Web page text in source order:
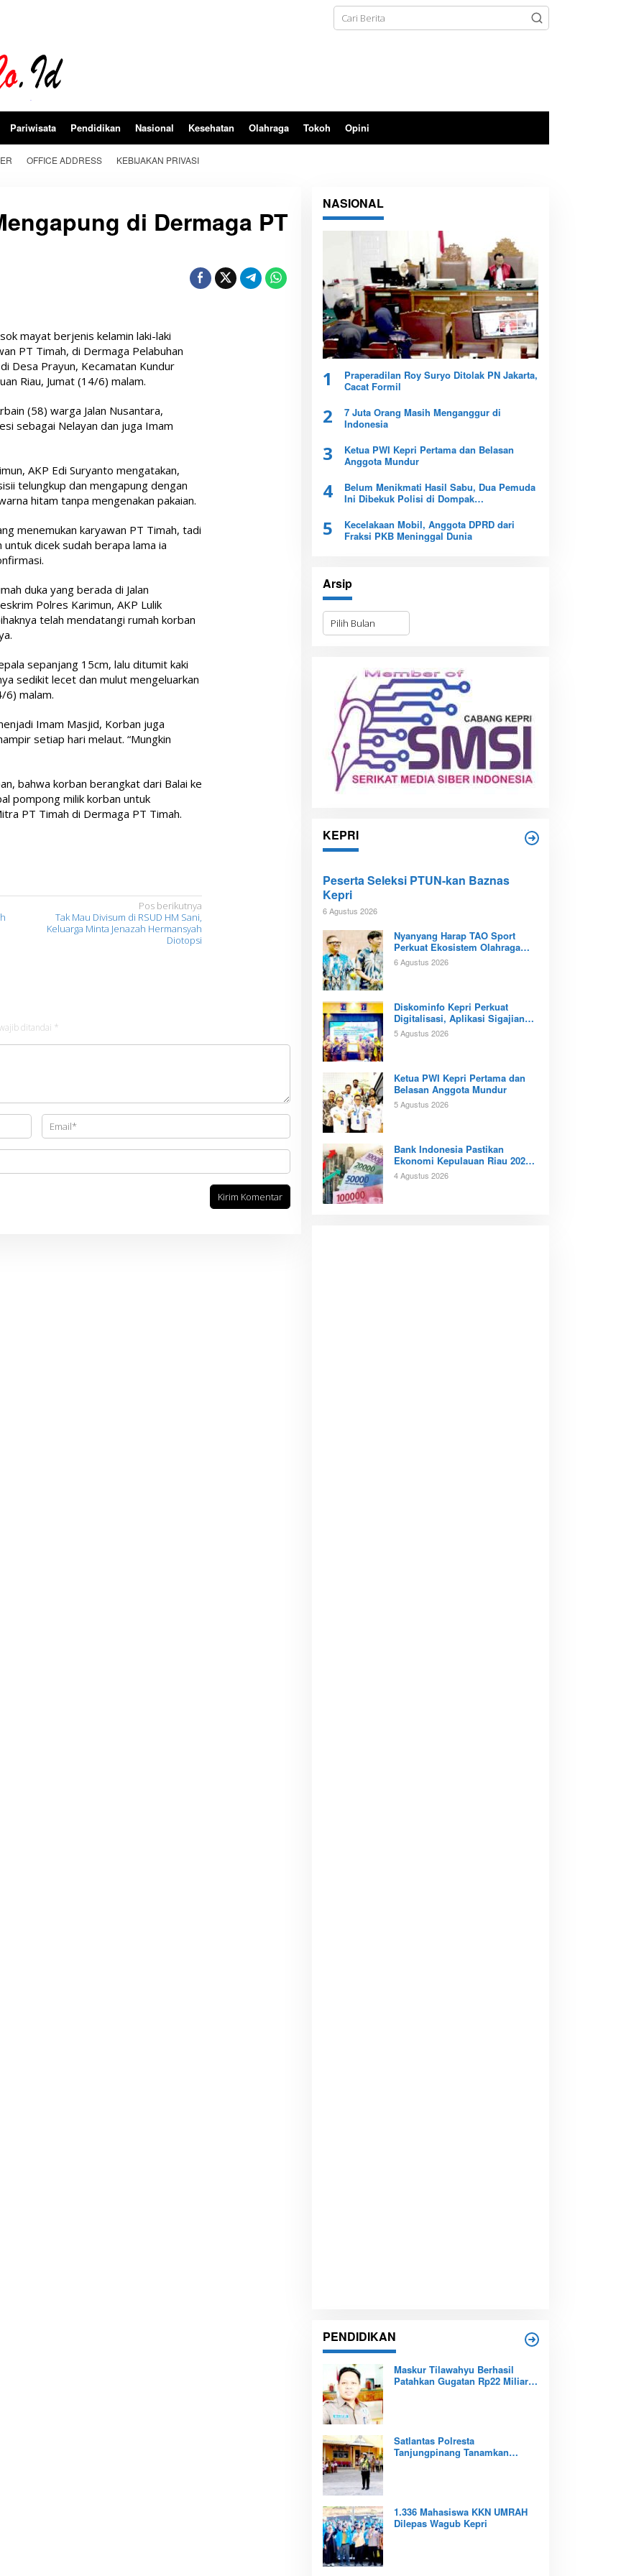
Pariwisata Pendidikan Nasional Kesehatan Olahraga Tokoh Opini
OFFICE ADDRESS KEBIJAKAN PRIVASI
di Dermaga PT
mayat berjenis kelamin laki-laki
PT Timah, di Dermaga Pelabuhan
Desa Prayun, Kecamatan Kundur
Riau, Jumat (14/6) malam.
(58) warga Jalan Nusantara,
sebagai Nelayan dan juga Imam
AKP Edi Suryanto mengatakan,
telungkup dan mengapung dengan
hitam tanpa mengenakan pakaian.
menemukan karyawan PT Timah, tadi
dicek sudah berapa lama ia
duka yang berada di Jalan
Polres Karimun, AKP Lulik
telah mendatangi rumah korban
sepanjang 15cm, lalu ditumit kaki
sedikit lecet dan mulut mengeluarkan
6) malam.
Imam Masjid, Korban juga
setiap hari melaut. “Mungkin
bahwa korban berangkat dari Balai ke
pompong milik korban untuk
PT Timah di Dermaga PT Timah.
Pos berikutnya
Tak Mau Divisum di RSUD HM Sani,
Keluarga Minta Jenazah Hermansyah
Diotopsi
ditandai *
NASIONAL
1
Praperadilan Roy Suryo Ditolak PN Jakarta,
Cacat Formil
2
7 Juta Orang Masih Menganggur di
Indonesia
3
Ketua PWI Kepri Pertama dan Belasan
Anggota Mundur
4
Belum Menikmati Hasil Sabu, Dua Pemuda
Ini Dibekuk Polisi di Dompak
5
Kecelakaan Mobil, Anggota DPRD dari
Fraksi PKB Meninggal Dunia
Arsip
A
s
KEPRI
Peserta Seleksi PTUN-kan Baznas
Kepri
6 Agustus 2026
Nyanyang Harap TAO Sport
Perkuat Ekosistem Olahraga
Padel di Kota Batam
6 Agustus 2026
Diskominfo Kepri Perkuat
Digitalisasi, Aplikasi Sigajian
Sudah Terintegrasi TTE
5 Agustus 2026
Ketua PWI Kepri Pertama dan
Belasan Anggota Mundur
5 Agustus 2026
Bank Indonesia Pastikan
Ekonomi Kepulauan Riau 2026
Tunjukan Kinerja Positif
4 Agustus 2026
PENDIDIKAN
Maskur Tilawahyu Berhasil
Patahkan Gugatan Rp22 Miliar,
Satlantas Polresta
Tanjungpinang Tanamkan
1.336 Mahasiswa KKN UMRAH
Dilepas Wagub Kepri